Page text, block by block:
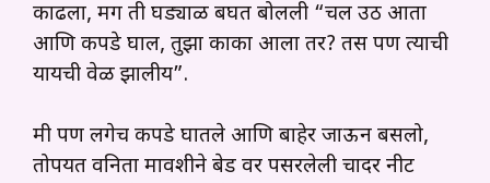
काढला, मग ती घड्याळ बघत बोलली “चल उठ आता
आणि कपडे घाल, तुझा काका आला तर? तस पण त्याची
यायची वेळ झालीय”.
मी पण लगेच कपडे घातले आणि बाहेर जाऊन बसलो,
तोपर्यंत वनिता मावशीने बेड वर पसरलेली चादर नीट